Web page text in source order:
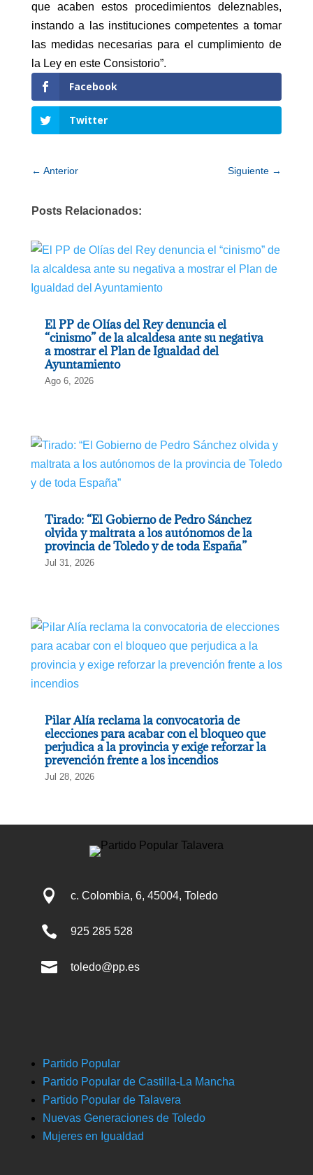
que acaben estos procedimientos deleznables,
instando a las instituciones competentes a tomar
las medidas necesarias para el cumplimiento de
la Ley en este Consistorio”.
Facebook
Twitter
← Anterior Siguiente →
Posts Relacionados:
El PP de Olías del Rey denuncia el
“cinismo” de la alcaldesa ante su negativa
a mostrar el Plan de Igualdad del
Ayuntamiento
Ago 6, 2026
Tirado: “El Gobierno de Pedro Sánchez
olvida y maltrata a los autónomos de la
provincia de Toledo y de toda España”
Jul 31, 2026
Pilar Alía reclama la convocatoria de
elecciones para acabar con el bloqueo que
perjudica a la provincia y exige reforzar la
prevención frente a los incendios
Jul 28, 2026
 c. Colombia, 6, 45004, Toledo
 925 285 528
 toledo@pp.es
Partido Popular
Partido Popular de Castilla-La Mancha
Partido Popular de Talavera
Nuevas Generaciones de Toledo
Mujeres en Igualdad